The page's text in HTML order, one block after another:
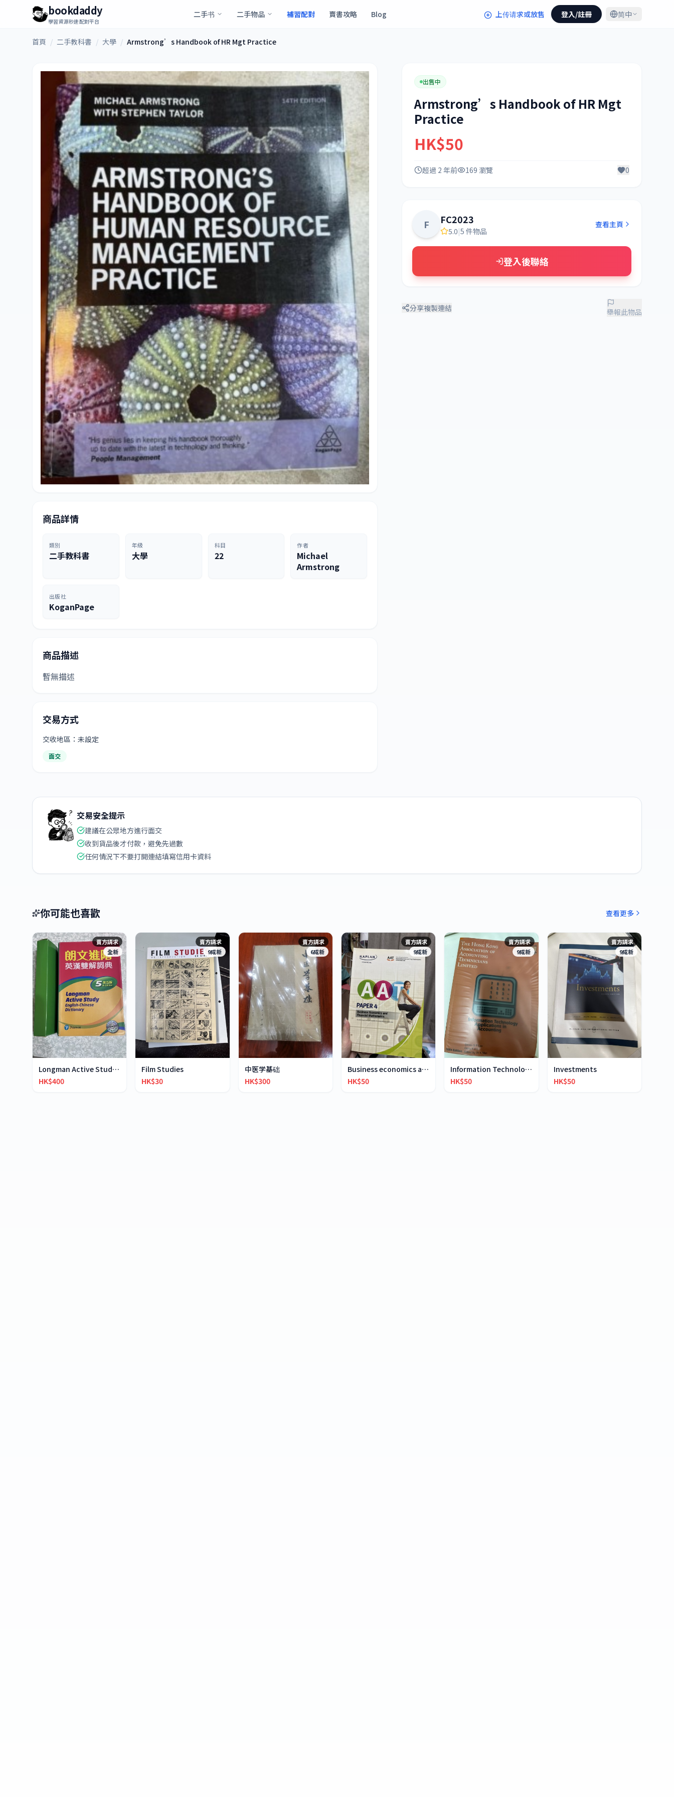
bookdaddy
學習資源秒速配對平台
二手书 二手物品 補習配對 賣書攻略 Blog 上传请求或放售 登入/註冊 简中
首頁 / 二手教科書 / 大學 / Armstrong’s Handbook of HR Mgt Practice
商品詳情
類別
二手教科書
年級
大學
科目
22
作者
Michael
Armstrong
出版社
KoganPage
商品描述
暫無描述
交易方式
交收地區：未設定
面交
出售中
Armstrong’s Handbook of HR Mgt
Practice
HK$50
超過 2 年前 169 瀏覽 0
F FC2023
5.0|5 件物品
查看主頁
登入後聯絡
分享複製連結 舉報此物品
交易安全提示
建議在公眾地方進行面交
收到貨品後才付款，避免先過數
任何情況下不要打開連結填寫信用卡資料
你可能也喜歡 查看更多
賣方請求
全新
Longman Active Study English-Chinese Dictionary
HK$400
賣方請求
9成新
Film Studies
HK$30
賣方請求
6成新
中医学基础
HK$300
賣方請求
9成新
Business economics and financial mathematics
HK$50
賣方請求
9成新
Information Technology Application in Accounting
HK$50
賣方請求
9成新
Investments
HK$50